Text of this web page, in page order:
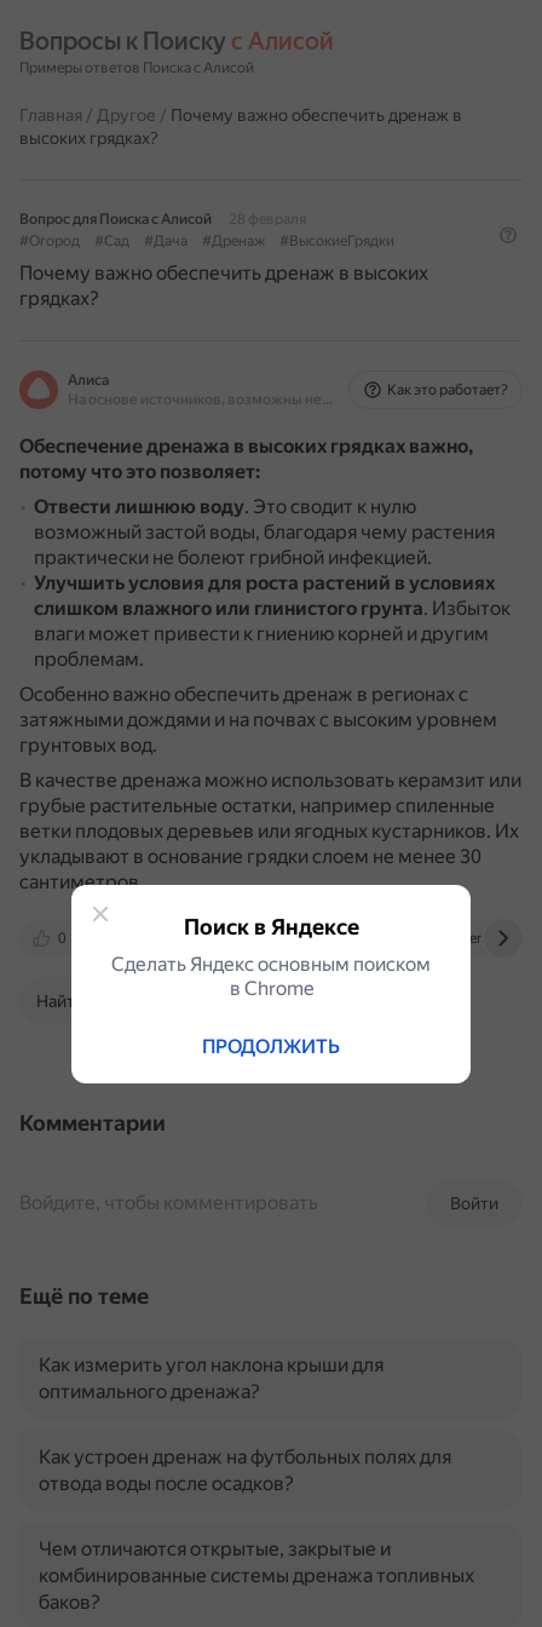
Вопросы к Поиску с Алисой
Примеры ответов Поиска с Алисой
Главная / Другое / Почему важно обеспечить дренаж в
высоких грядках?
Вопрос для Поиска с Алисой
28 февраля
#Огород
#Сад #Дача #Дренаж #ВысокиеГрядки
Почему важно обеспечить дренаж в высоких
грядках?
Алиса
На основе источников, возможны неточности
Как это работает?
Обеспечение дренажа в высоких грядках важно,
потому что это позволяет:
Отвести лишнюю воду. Это сводит к нулю
возможный застой воды, благодаря чему растения
практически не болеют грибной инфекцией.
Улучшить условия для роста растений в условиях
слишком влажного или глинистого грунта. Избыток
влаги может привести к гниению корней и другим
проблемам.
Особенно важно обеспечить дренаж в регионах с
затяжными дождями и на почвах с высоким уровнем
грунтовых вод.
В качестве дренажа можно использовать керамзит или
грубые растительные остатки, например спиленные
ветки плодовых деревьев или ягодных кустарников. Их
укладывают в основание грядки слоем не менее 30
сантиметров.
0 vk.com dzen.ru rosselhoscenter.ru
Найти в Поиске
Комментарии
Войти
Войдите, чтобы комментировать
Ещё по теме
Как измерить угол наклона крыши для
оптимального дренажа?
Как устроен дренаж на футбольных полях для
отвода воды после осадков?
Чем отличаются открытые, закрытые и
комбинированные системы дренажа топливных
баков?
Поиск в Яндексе
Сделать Яндекс основным поиском
в Сhrome
ПРОДОЛЖИТЬ